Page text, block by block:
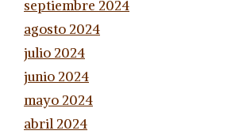
septiembre 2024
agosto 2024
julio 2024
junio 2024
mayo 2024
abril 2024